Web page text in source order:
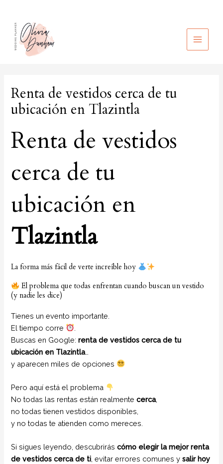
contenido
MAIN
Renta de vestidos cerca de tu
ubicación en Tlazintla
Renta de vestidos
cerca de tu
ubicación en
Tlazintla
La forma más fácil de verte increíble hoy
El problema que todas enfrentan cuando buscan un vestido
(y nadie les dice)
Tienes un evento importante.
El tiempo corre
Buscas en Google:renta de vestidos cerca de tu
ubicación en Tlazintla…
y aparecen miles de opciones
Pero aquí está el problema
No todas las rentas están realmentecerca,
no todas tienen vestidos disponibles,
y no todas te atienden como mereces.
Si sigues leyendo, descubriráscómo elegir la mejor renta
de vestidos cerca de ti , evitar errores comunes ysalir hoy